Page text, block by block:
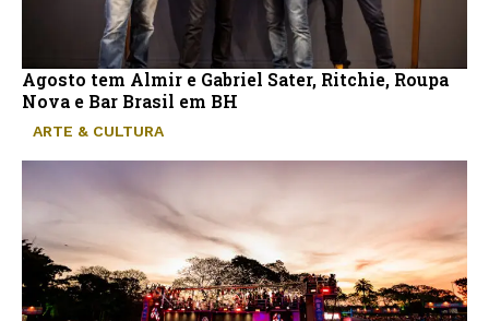
Agosto tem Almir e Gabriel Sater, Ritchie, Roupa
Nova e Bar Brasil em BH
ARTE & CULTURA